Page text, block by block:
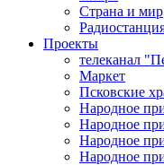
Страна и мир
Проекты
телеканал
Маркет
Псковские
Народное
Народное
Народное
Народное